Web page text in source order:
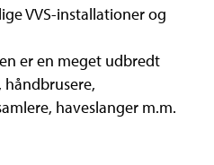
VVS-installationer og
er en meget udbredt
håndbrusere,
haveslanger m.m.